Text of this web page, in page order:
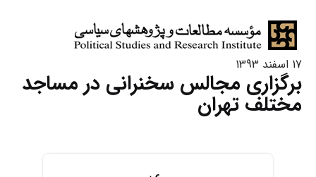
17 اسفند 1393
برگزاری مجالس سخنرانی در مساجد
مختلف تهران